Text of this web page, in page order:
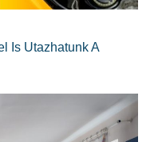
Is Utazhatunk A